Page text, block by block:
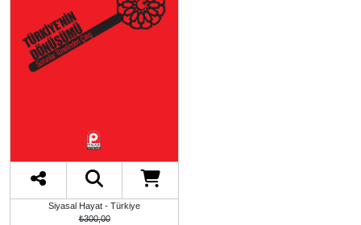
Siyasal Hayat - Türkiye
₺300,00